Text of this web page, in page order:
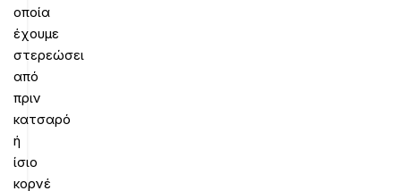
οποία
έχουμε
στερεώσει
από
πριν
κατσαρό
ή
ίσιο
κορνέ